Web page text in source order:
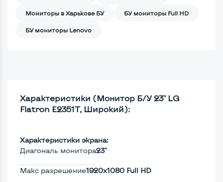
Мониторы в Харькове БУ БУ мониторы Full HD
БУ мониторы Lenovo
Характеристики (Монитор Б/У 23" LG
Flatron E2351T, Широкий):
Характеристики экрана:
Диагональ монитора23"
Макс разрешение1920x1080 Full HD